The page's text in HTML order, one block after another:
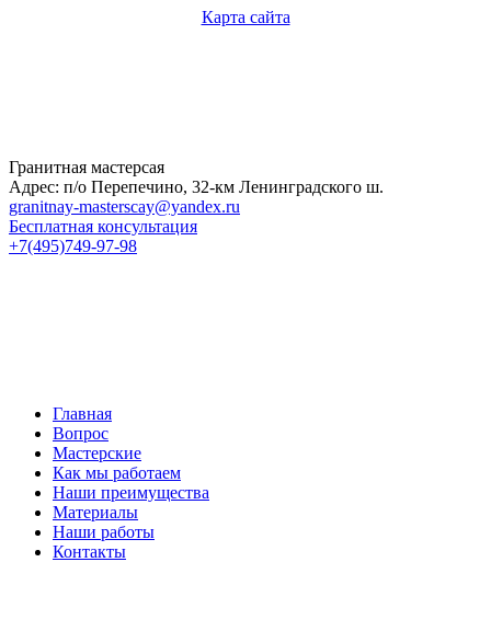
Карта сайта
Гранитная мастерсая
Адрес: п/о Перепечино, 32-км Ленинградского ш.
granitnay-masterscay@yandex.ru
Бесплатная консультация
+7(495)749-97-98
Главная
Вопрос
Мастерские
Как мы работаем
Наши преимущества
Материалы
Наши работы
Контакты